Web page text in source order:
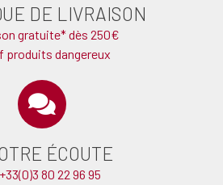
DE LIVRAISON
gratuite* dès 250€
produits dangereux
ÉCOUTE
80 22 96 95